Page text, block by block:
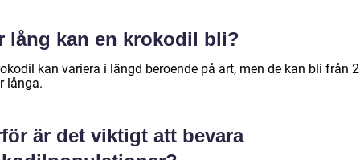
lång kan en krokodil bli?
kan variera i längd beroende på art, men de kan bli från
långa.
är det viktigt att bevara